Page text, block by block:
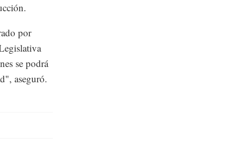
por
se podrá
aseguró.